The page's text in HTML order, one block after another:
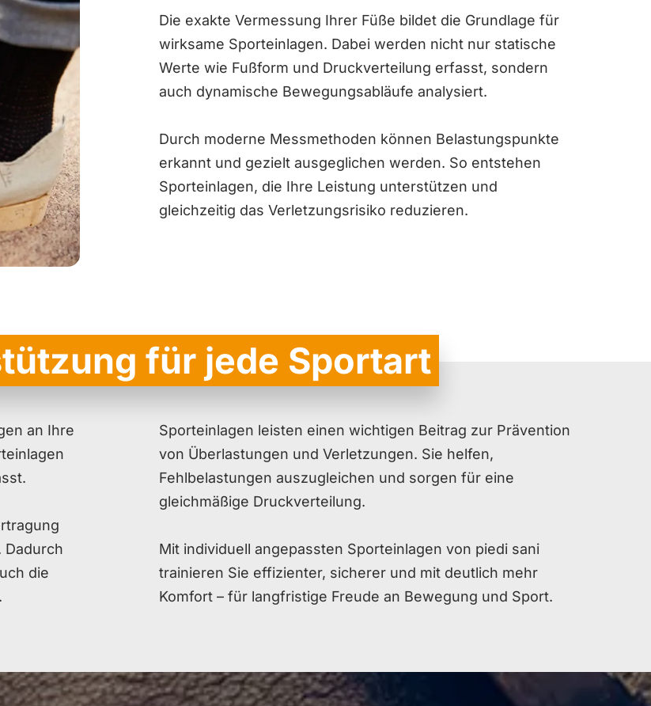
Die exakte Vermessung Ihrer Füße bildet die Grundlage für
wirksame Sporteinlagen. Dabei werden nicht nur statische
Werte wie Fußform und Druckverteilung erfasst, sondern
auch dynamische Bewegungsabläufe analysiert.
Durch moderne Messmethoden können Belastungspunkte
erkannt und gezielt ausgeglichen werden. So entstehen
Sporteinlagen, die Ihre Leistung unterstützen und
gleichzeitig das Verletzungsrisiko reduzieren.
für jede Sportart
an Ihre
Dadurch
die
Sporteinlagen leisten einen wichtigen Beitrag zur Prävention
von Überlastungen und Verletzungen. Sie helfen,
Fehlbelastungen auszugleichen und sorgen für eine
gleichmäßige Druckverteilung.
Mit individuell angepassten Sporteinlagen von piedi sani
trainieren Sie effizienter, sicherer und mit deutlich mehr
Komfort – für langfristige Freude an Bewegung und Sport.